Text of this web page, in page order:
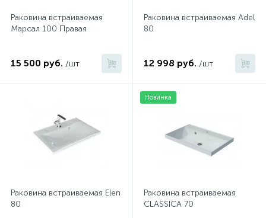
Раковина встраиваемая
Марсал 100 Правая
15 500 руб. /шт
Раковина встраиваемая Adel
80
12 998 руб. /шт
Раковина встраиваемая Elen
80
Новинка
Раковина встраиваемая
CLASSICA 70